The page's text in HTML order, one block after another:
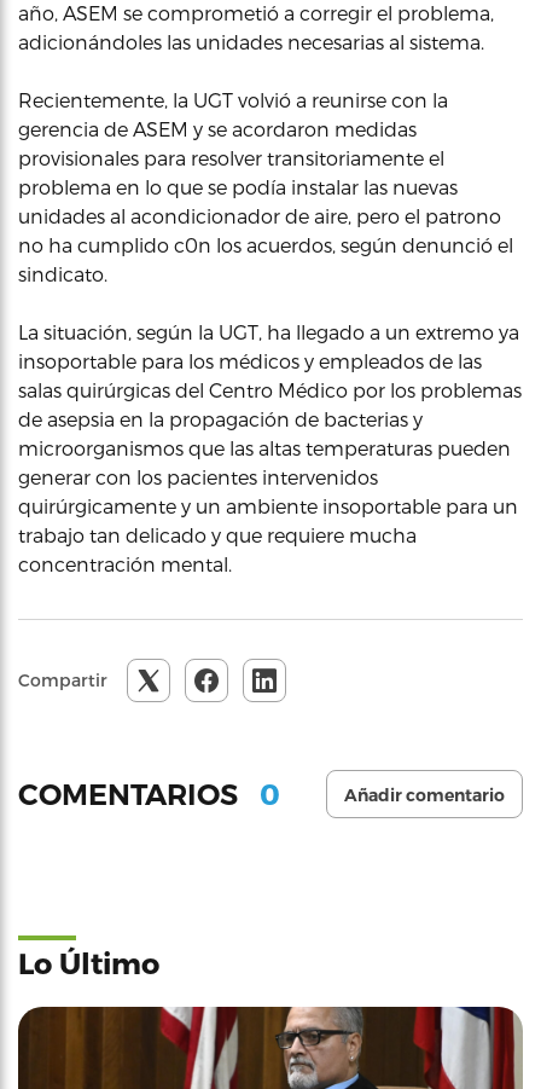
año, ASEM se comprometió a corregir el problema,
adicionándoles las unidades necesarias al sistema.
Recientemente, la UGT volvió a reunirse con la
gerencia de ASEM y se acordaron medidas
provisionales para resolver transitoriamente el
problema en lo que se podía instalar las nuevas
unidades al acondicionador de aire, pero el patrono
no ha cumplido c0n los acuerdos, según denunció el
sindicato.
La situación, según la UGT, ha llegado a un extremo ya
insoportable para los médicos y empleados de las
salas quirúrgicas del Centro Médico por los problemas
de asepsia en la propagación de bacterias y
microorganismos que las altas temperaturas pueden
generar con los pacientes intervenidos
quirúrgicamente y un ambiente insoportable para un
trabajo tan delicado y que requiere mucha
concentración mental.
Compartir
COMENTARIOS 0 Añadir comentario
Lo Último